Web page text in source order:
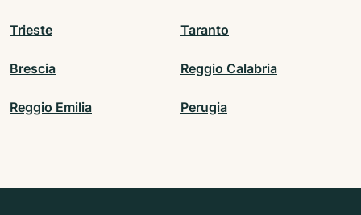
Trieste Taranto
Brescia Reggio Calabria
Reggio Emilia Perugia